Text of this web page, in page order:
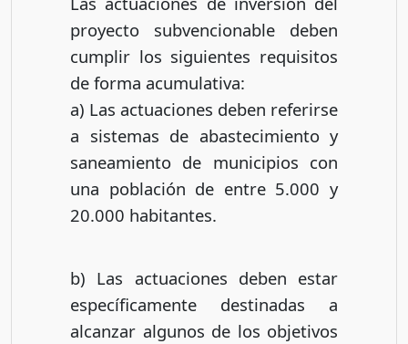
proyecto subvencionable deben
cumplir los siguientes requisitos
de forma acumulativa:
a) Las actuaciones deben referirse
a sistemas de abastecimiento y
saneamiento de municipios con
una población de entre 5.000 y
20.000 habitantes.
b) Las actuaciones deben estar
específicamente destinadas a
alcanzar algunos de los objetivos